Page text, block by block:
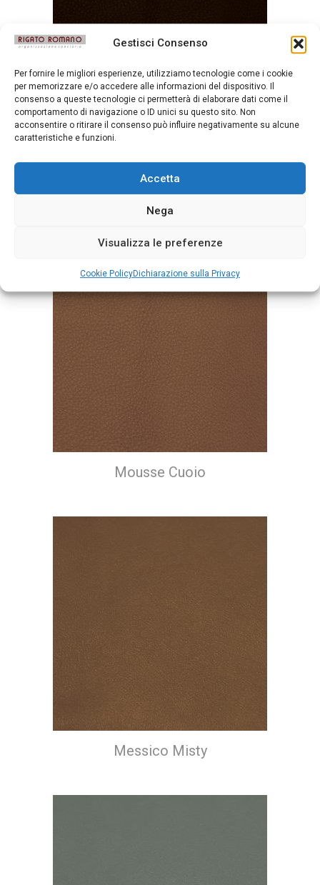
Gestisci Consenso
Per fornire le migliori esperienze, utilizziamo tecnologie come i cookie
per memorizzare e/o accedere alle informazioni del dispositivo. Il
consenso a queste tecnologie ci permetterà di elaborare dati come il
comportamento di navigazione o ID unici su questo sito. Non
acconsentire o ritirare il consenso può influire negativamente su alcune
caratteristiche e funzioni.
Accetta
Nega
Visualizza le preferenze
Cookie PolicyDichiarazione sulla Privacy
Mousse Ebano
Mousse Cuoio
Messico Misty